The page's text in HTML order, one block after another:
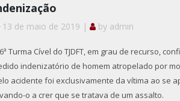
13 de maio de 2019 | by admin
Turma Cível do TJDFT, em grau de recurso,
indenizatório de homem atropelado por
acidente foi exclusivamente da vítima ao se
o a crer que se tratava de um assalto.